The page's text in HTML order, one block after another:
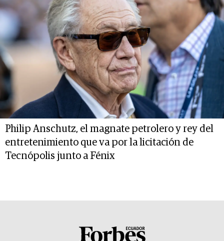
Philip Anschutz, el magnate petrolero y rey del
entretenimiento que va por la licitación de
Tecnópolis junto a Fénix